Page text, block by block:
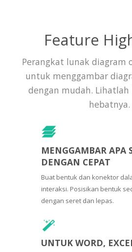
Feature
Perangkat lunak diagram
untuk menggambar
dengan mudah.
hebatnya.
MENGGAMBAR APA
DENGAN CEPAT
Buat bentuk dan konektor
interaksi. Posisikan bentuk
dengan seret dan lepas.
UNTUK WORD,